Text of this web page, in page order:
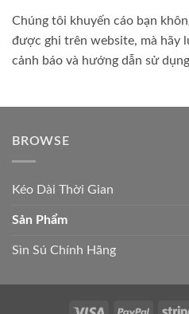
Chúng tôi khuyến cáo bạn
được ghi trên website, mà hãy
cảnh báo và hướng dẫn sử
BROWSE
Kéo Dài Thời Gian
Sản Phẩm
Sìn Sú Chính Hãng
Visa PayPal